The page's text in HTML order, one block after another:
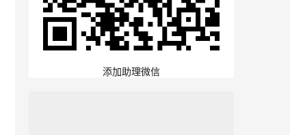
添加助理微信